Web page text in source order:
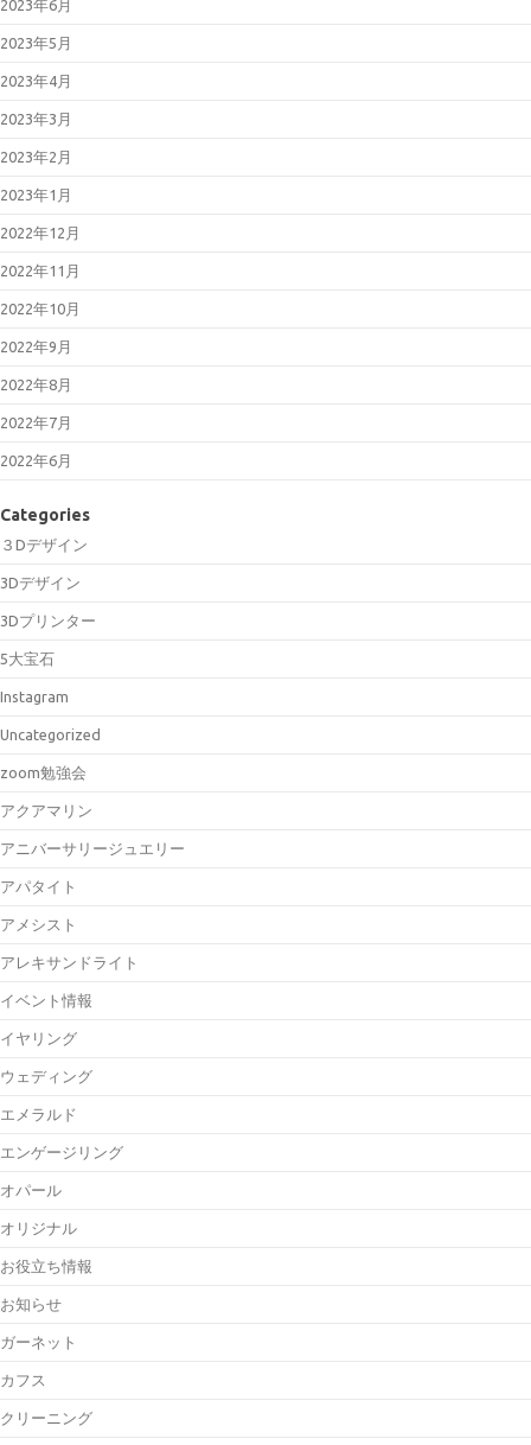
2023年6月
2023年5月
2023年4月
2023年3月
2023年2月
2023年1月
2022年12月
2022年11月
2022年10月
2022年9月
2022年8月
2022年7月
2022年6月
Categories
３Dデザイン
3Dデザイン
3Dプリンター
5大宝石
Instagram
Uncategorized
zoom勉強会
アクアマリン
アニバーサリージュエリー
アパタイト
アメシスト
アレキサンドライト
イベント情報
イヤリング
ウェディング
エメラルド
エンゲージリング
オパール
オリジナル
お役立ち情報
お知らせ
ガーネット
カフス
クリーニング